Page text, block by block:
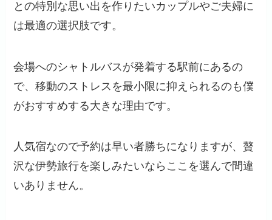
との特別な思い出を作りたいカップルやご夫婦に
は最適の選択肢です。
会場へのシャトルバスが発着する駅前にあるの
で、移動のストレスを最小限に抑えられるのも僕
がおすすめする大きな理由です。
人気宿なので予約は早い者勝ちになりますが、贅
沢な伊勢旅行を楽しみたいならここを選んで間違
いありません。